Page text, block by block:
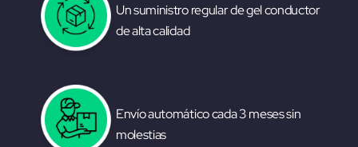
Un suministro regular de gel conductor
de alta calidad
Envío automático cada 3 meses sin
molestias